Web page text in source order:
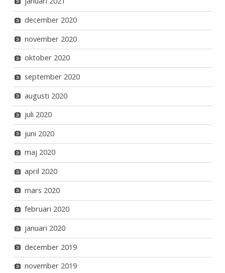
december 2020
november 2020
oktober 2020
september 2020
augusti 2020
juli 2020
juni 2020
maj 2020
april 2020
mars 2020
februari 2020
januari 2020
december 2019
november 2019